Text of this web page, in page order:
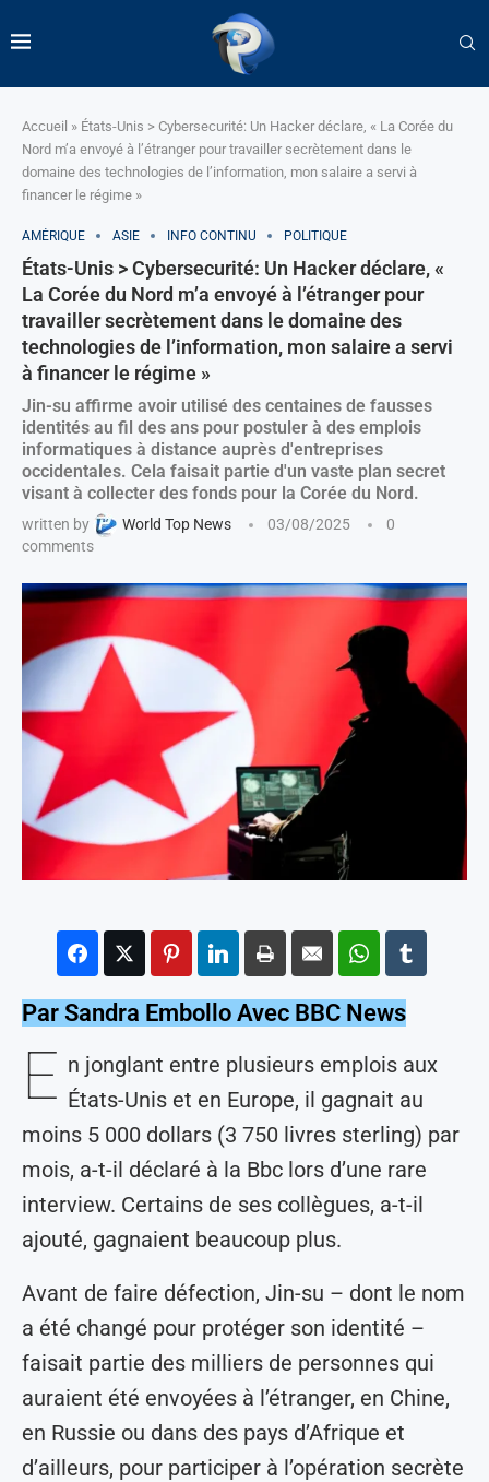
Accueil » États-Unis > Cybersecurité: Un Hacker déclare, « La Corée du
Nord m’a envoyé à l’étranger pour travailler secrètement dans le
domaine des technologies de l’information, mon salaire a servi à
financer le régime »
AMÉRIQUE ASIE INFO CONTINU POLITIQUE
États-Unis > Cybersecurité: Un Hacker déclare, «
La Corée du Nord m’a envoyé à l’étranger pour
travailler secrètement dans le domaine des
technologies de l’information, mon salaire a servi
à financer le régime »
Jin-su affirme avoir utilisé des centaines de fausses
identités au fil des ans pour postuler à des emplois
informatiques à distance auprès d'entreprises
occidentales. Cela faisait partie d'un vaste plan secret
visant à collecter des fonds pour la Corée du Nord.
written by World Top News 03/08/2025
0
comments
Par Sandra Embollo Avec BBC News
E n jonglant entre plusieurs emplois aux
États-Unis et en Europe, il gagnait au
moins 5 000 dollars (3 750 livres sterling) par
mois, a-t-il déclaré à la Bbc lors d’une rare
interview. Certains de ses collègues, a-t-il
ajouté, gagnaient beaucoup plus.
Avant de faire défection, Jin-su – dont le nom
a été changé pour protéger son identité –
faisait partie des milliers de personnes qui
auraient été envoyées à l’étranger, en Chine,
en Russie ou dans des pays d’Afrique et
d’ailleurs, pour participer à l’opération secrète